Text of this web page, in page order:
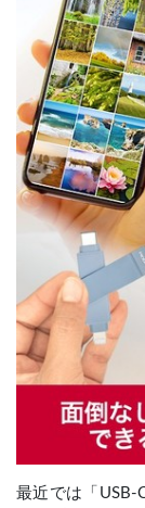
最近では「USB-